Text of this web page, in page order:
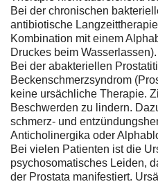
Bei der chronischen
antibiotische
Kombination mit einem
Druckes beim Wasserlassen).
Bei der abakteriellen
Beckenschmerzsyndrom
keine ursächliche Therapie.
Beschwerden zu lindern.
schmerz- und
Anticholinergika oder
Bei vielen Patienten ist die
psychosomatisches Leiden,
der Prostata manifestiert.